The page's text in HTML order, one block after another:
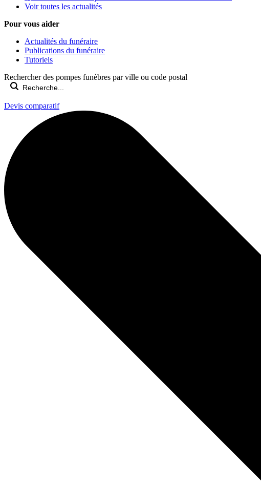
Voir toutes les actualités
Pour vous aider
Actualités du funéraire
Publications du funéraire
Tutoriels
Rechercher des pompes funèbres par ville ou code postal
Devis comparatif